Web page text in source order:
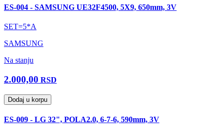
ES-004 - SAMSUNG UE32F4500, 5X9, 650mm, 3V
SET=5*A
SAMSUNG
Na stanju
2.000,00 RSD
Dodaj u korpu
ES-009 - LG 32", POLA2.0, 6-7-6, 590mm, 3V